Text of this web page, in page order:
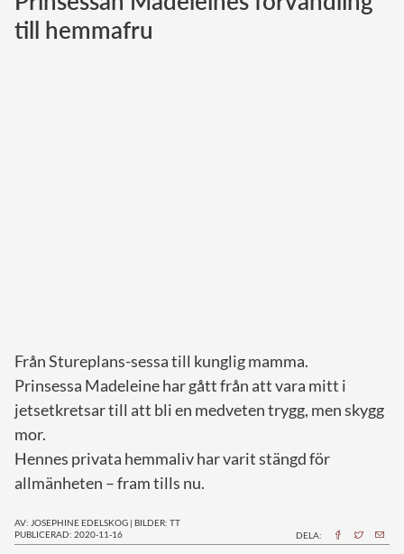
Norska kungahuset
till hemmafru
Från Stureplans-sessa till kunglig mamma.
Prinsessa Madeleine har gått från att vara mitt i
jetsetkretsar till att bli en medveten trygg, men skygg
mor.
Hennes privata hemmaliv har varit stängd för
allmänheten – fram tills nu.
AV: JOSEPHINE EDELSKOG | BILDER: TT
PUBLICERAD: 2020-11-16
DELA: